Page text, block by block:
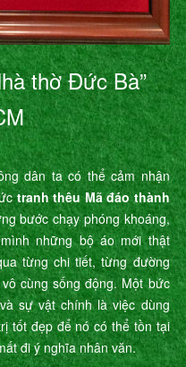
thờ Đức Bà”
dân ta có thể cảm nhận
tranh thêu Mã đáo thành
bước chạy phóng khoáng,
những bộ áo mới thật
từng chi tiết, từng đường
cùng sống động. Một bức
sự vật chính là việc dùng
tốt đẹp để nó có thể tồn tại
đi ý nghĩa nhân văn.